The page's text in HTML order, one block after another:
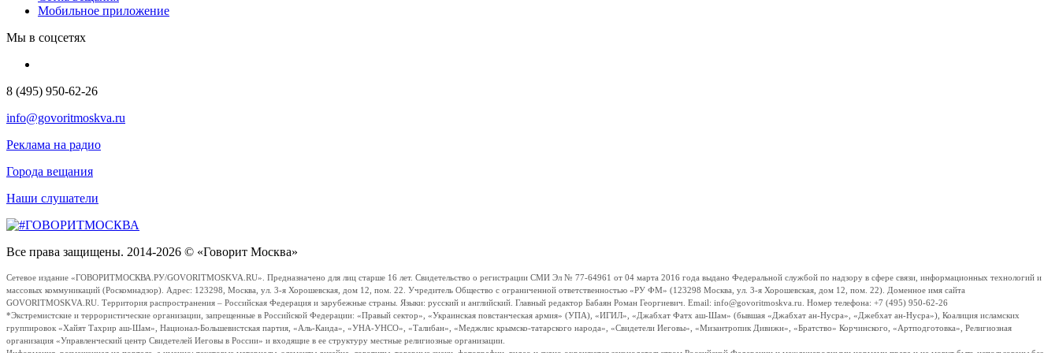
Мобильное приложение
Мы в соцсетях
8 (495) 950-62-26
info@govoritmoskva.ru
Реклама на радио
Города вещания
Наши слушатели
Все права защищены. 2014-2026 © «Говорит Москва»
Сетевое издание «ГОВОРИТМОСКВА.РУ/GOVORITMOSKVA.RU». Предназначено для лиц старше 16 лет. Свидетельство о регистрации СМИ Эл № 77-64961 от 04 марта 2016 года выдано Федеральной службой по надзору в сфере связи, информационных технологий и
массовых коммуникаций (Роскомнадзор). Адрес: 123298, Москва, ул. 3-я Хорошевская, дом 12, пом. 22. Учредитель Общество с ограниченной ответственностью «РУ ФМ» (123298 Москва, ул. 3-я Хорошевская, дом 12, пом. 22). Доменное имя сайта
GOVORITMOSKVA.RU. Территория распространения – Российская Федерация и зарубежные страны. Языки: русский и английский. Главный редактор Бабаян Роман Георгиевич. Email: info@govoritmoskva.ru. Номер телефона: +7 (495) 950-62-26
*Экстремистские и террористические организации, запрещенные в Российской Федерации: «Правый сектор», «Украинская повстанческая армия» (УПА), «ИГИЛ», «Джабхат Фатх аш-Шам» (бывшая «Джабхат ан-Нусра», «Джебхат ан-Нусра»), Коалиция исламских
группировок «Хайят Тахрир аш-Шам», Национал-Большевистская партия, «Аль-Каида», «УНА-УНСО», «Талибан», «Меджлис крымско-татарского народа», «Свидетели Иеговы», «Мизантропик Дивижн», «Братство» Корчинского, «Артподготовка», Религиозная
организация «Управленческий центр Свидетелей Иеговы в России» и входящие в ее структуру местные религиозные организации.